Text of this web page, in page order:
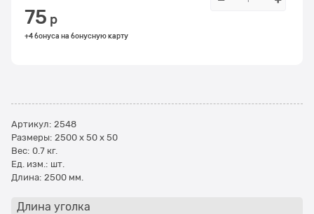
75 р
+4 бонуса на бонусную карту
Артикул: 2548
Размеры: 2500 x 50 x 50
Вес: 0.7 кг.
Ед. изм.: шт.
Длина: 2500 мм.
Длина уголка